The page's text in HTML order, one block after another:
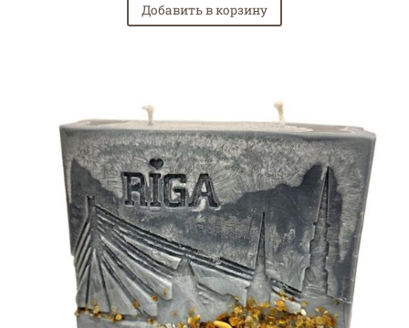
Добавить в корзину